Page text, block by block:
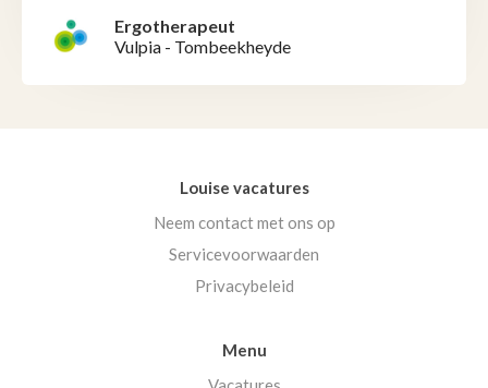
Ergotherapeut
Vulpia - Tombeekheyde
Louise vacatures
Neem contact met ons op
Servicevoorwaarden
Privacybeleid
Menu